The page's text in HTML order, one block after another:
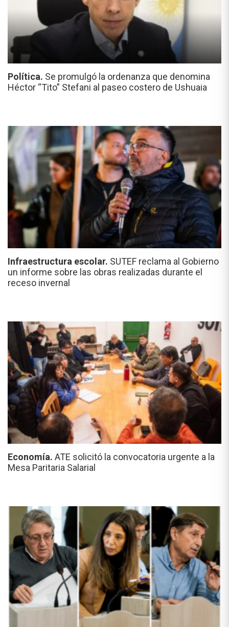
Política. Se promulgó la ordenanza que denomina
Héctor “Tito” Stefani al paseo costero de Ushuaia
Infraestructura escolar. SUTEF reclama al Gobierno
un informe sobre las obras realizadas durante el
receso invernal
Economía. ATE solicitó la convocatoria urgente a la
Mesa Paritaria Salarial